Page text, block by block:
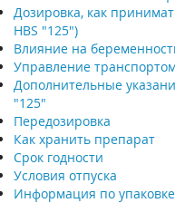
Дозировка, как
HBS "125")
Влияние на
Управление транспортом
Дополнительные
"125"
Передозировка
Как хранить препарат
Срок годности
Условия отпуска
Информация по упаковке